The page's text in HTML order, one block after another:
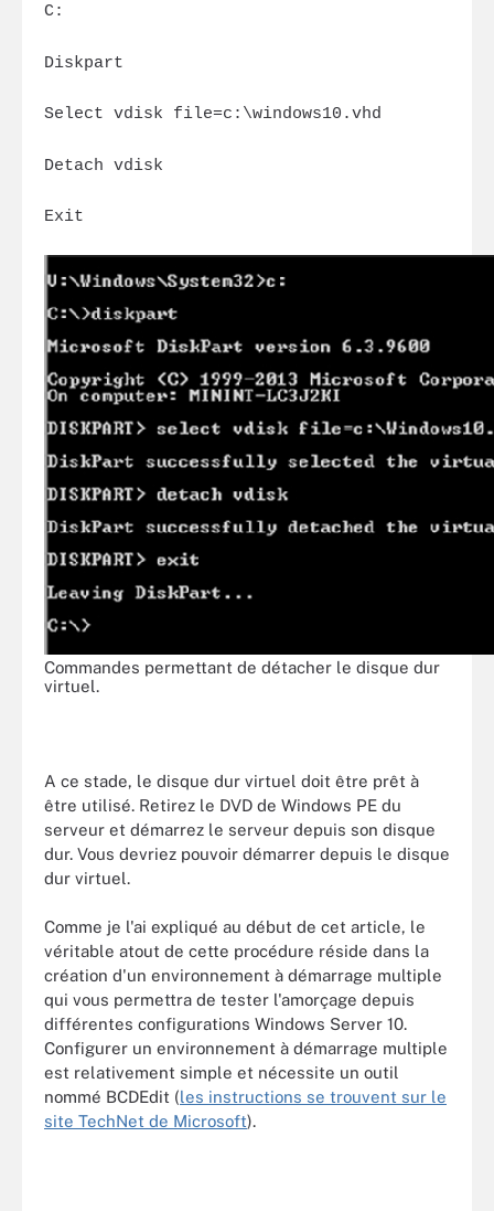
C:
Diskpart
Select vdisk file=c:\windows10.vhd
Detach vdisk
Exit
Commandes permettant de détacher le disque dur
virtuel.
A ce stade, le disque dur virtuel doit être prêt à
être utilisé. Retirez le DVD de Windows PE du
serveur et démarrez le serveur depuis son disque
dur. Vous devriez pouvoir démarrer depuis le disque
dur virtuel.
Comme je l'ai expliqué au début de cet article, le
véritable atout de cette procédure réside dans la
création d'un environnement à démarrage multiple
qui vous permettra de tester l'amorçage depuis
différentes configurations Windows Server 10.
Configurer un environnement à démarrage multiple
est relativement simple et nécessite un outil
nommé BCDEdit (les instructions se trouvent sur le
site TechNet de Microsoft).